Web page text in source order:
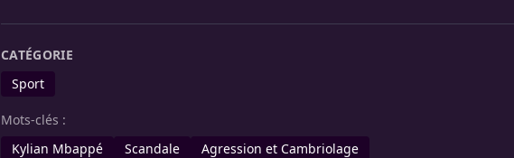
CATÉGORIE
Sport
Mots-clés :
Kylian Mbappé
Scandale Agression et Cambriolage